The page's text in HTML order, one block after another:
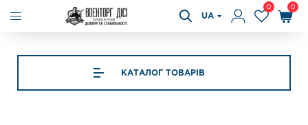
UA
0 0
КАТАЛОГ ТОВАРІВ